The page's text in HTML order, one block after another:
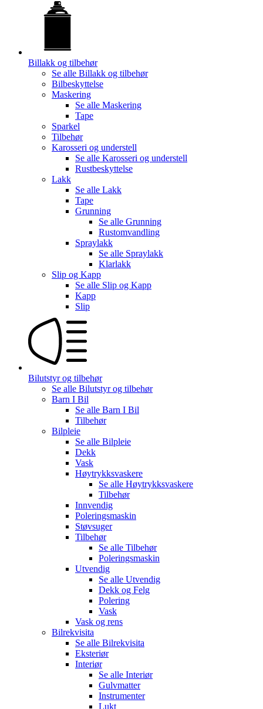
Billakk og tilbehør
Se alle Billakk og tilbehør
Bilbeskyttelse
Maskering
Se alle Maskering
Tape
Sparkel
Tilbehør
Karosseri og understell
Se alle Karosseri og understell
Rustbeskyttelse
Lakk
Se alle Lakk
Tape
Grunning
Se alle Grunning
Rustomvandling
Spraylakk
Se alle Spraylakk
Klarlakk
Slip og Kapp
Se alle Slip og Kapp
Kapp
Slip
Bilutstyr og tilbehør
Se alle Bilutstyr og tilbehør
Barn I Bil
Se alle Barn I Bil
Tilbehør
Bilpleie
Se alle Bilpleie
Dekk
Vask
Høytrykksvaskere
Se alle Høytrykksvaskere
Tilbehør
Innvendig
Poleringsmaskin
Støvsuger
Tilbehør
Se alle Tilbehør
Poleringsmaskin
Utvendig
Se alle Utvendig
Dekk og Felg
Polering
Vask
Vask og rens
Bilrekvisita
Se alle Bilrekvisita
Eksteriør
Interiør
Se alle Interiør
Gulvmatter
Instrumenter
Lukt